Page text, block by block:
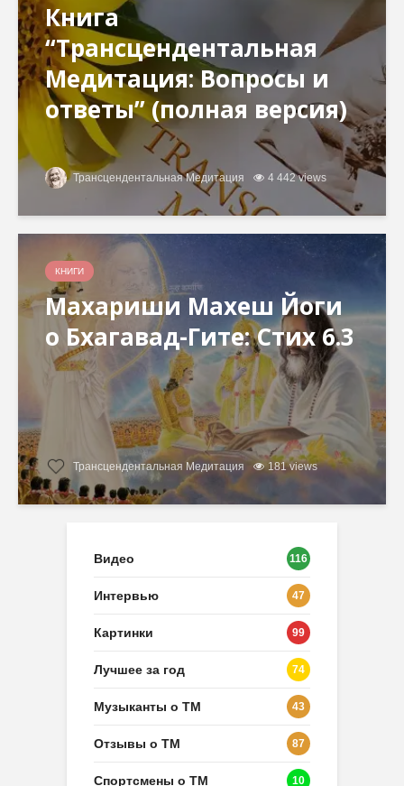
Книга
“Трансцендентальная
Медитация: Вопросы и
ответы” (полная версия)
Трансцендентальная Медитация 4 442 views
КНИГИ
Махариши Махеш Йоги
о Бхагавад-Гите: Стих 6.3
Трансцендентальная Медитация 181 views
Видео 116
Интервью 47
Картинки 99
Лучшее за год 74
Музыканты о ТМ 43
Отзывы о ТМ 87
Спортсмены о ТМ 10